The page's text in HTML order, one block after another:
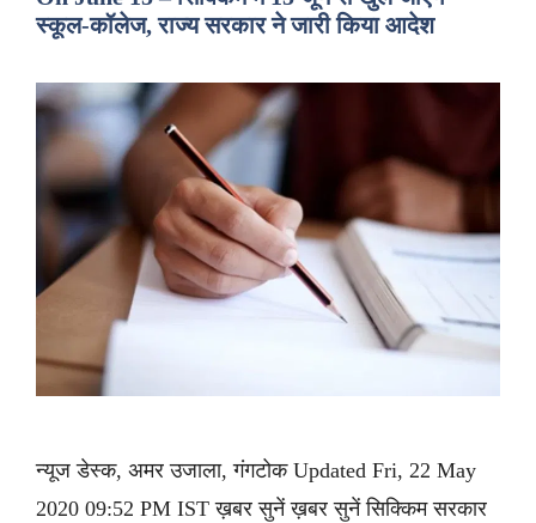
स्कूल-कॉलेज, राज्य सरकार ने जारी किया आदेश
न्यूज डेस्क, अमर उजाला, गंगटोक Updated Fri, 22 May
2020 09:52 PM IST ख़बर सुनें ख़बर सुनें सिक्किम सरकार